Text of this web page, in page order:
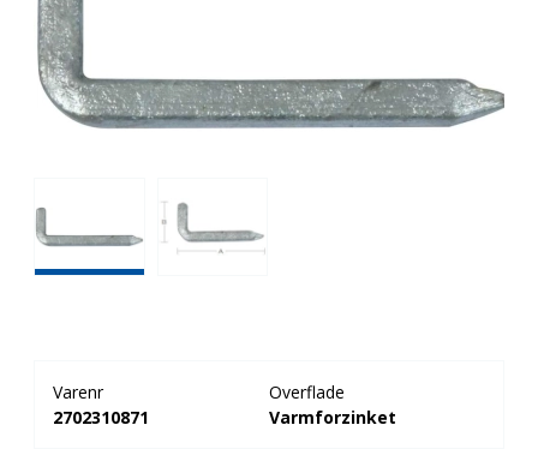
Varenr
2702310871
Overflade
Varmforzinket